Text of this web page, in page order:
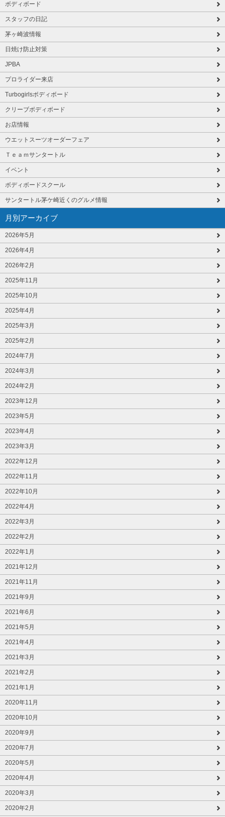
ボディボード
スタッフの日記
茅ヶ崎波情報
日焼け防止対策
JPBA
プロライダー来店
Turbogirlsボディボード
クリーブボディボード
お店情報
ウエットスーツオーダーフェア
Ｔｅａｍサンタートル
イベント
ボディボードスクール
サンタートル茅ケ崎近くのグルメ情報
月別アーカイブ
2026年5月
2026年4月
2026年2月
2025年11月
2025年10月
2025年4月
2025年3月
2025年2月
2024年7月
2024年3月
2024年2月
2023年12月
2023年5月
2023年4月
2023年3月
2022年12月
2022年11月
2022年10月
2022年4月
2022年3月
2022年2月
2022年1月
2021年12月
2021年11月
2021年9月
2021年6月
2021年5月
2021年4月
2021年3月
2021年2月
2021年1月
2020年11月
2020年10月
2020年9月
2020年7月
2020年5月
2020年4月
2020年3月
2020年2月